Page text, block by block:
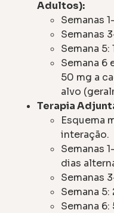
Adultos):
Semanas
Semanas
Semana
Semana 6
50 mg a
alvo
Terapia
Esquema
interação.
Semanas
dias
Semanas
Semana
Semana